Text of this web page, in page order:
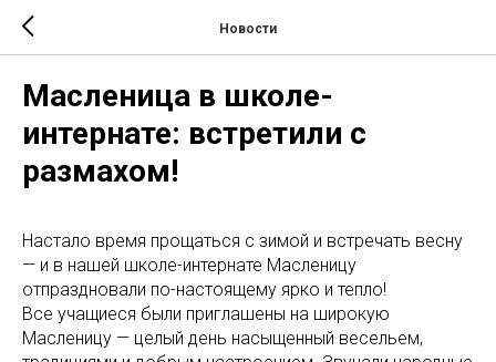
Новости
Масленица в школе-
интернате: встретили с
размахом!
Настало время прощаться с зимой и встречать весну
— и в нашей школе-интернате Масленицу
отпраздновали по-настоящему ярко и тепло!
Все учащиеся были приглашены на широкую
Масленицу — целый день насыщенный весельем,